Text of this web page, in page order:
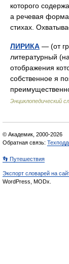
которого
а речевая
стихах.
ЛИРИКА — (от
литературный
отображения
собственное я
Энциклопедический
© Академик, 2000-2026
Обратная связь:
👣 Путешествия
Экспорт словарей на
WordPress, MODx.